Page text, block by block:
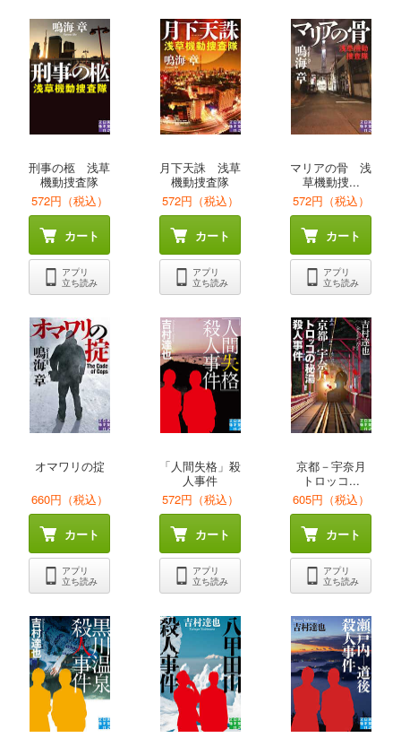
刑事の柩 浅草
機動捜査隊
572円（税込）
カート
アプリ
立ち読み
月下天誅 浅草
機動捜査隊
572円（税込）
カート
アプリ
立ち読み
マリアの骨 浅
草機動捜...
572円（税込）
カート
アプリ
立ち読み
オマワリの掟
660円（税込）
カート
アプリ
立ち読み
「人間失格」殺
人事件
572円（税込）
カート
アプリ
立ち読み
京都－宇奈月
トロッコ...
605円（税込）
カート
アプリ
立ち読み